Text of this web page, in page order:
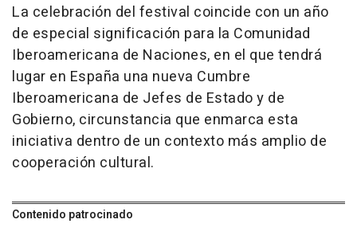
La celebración del festival coincide con un año
de especial significación para la Comunidad
Iberoamericana de Naciones, en el que tendrá
lugar en España una nueva Cumbre
Iberoamericana de Jefes de Estado y de
Gobierno, circunstancia que enmarca esta
iniciativa dentro de un contexto más amplio de
cooperación cultural.
Contenido patrocinado